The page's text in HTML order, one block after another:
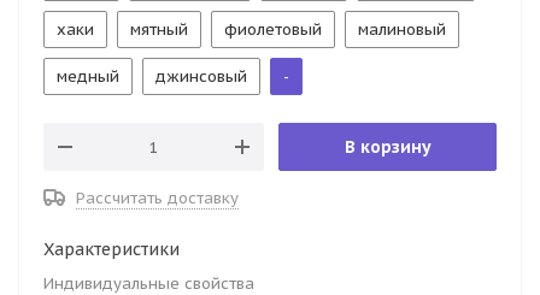
хаки мятный фиолетовый малиновый
медный джинсовый -
В корзину
Рассчитать доставку
Характеристики
Индивидуальные свойства